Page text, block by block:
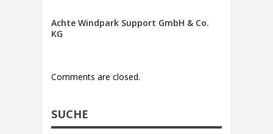
Achte Windpark Support GmbH & Co.
KG
Comments are closed.
SUCHE